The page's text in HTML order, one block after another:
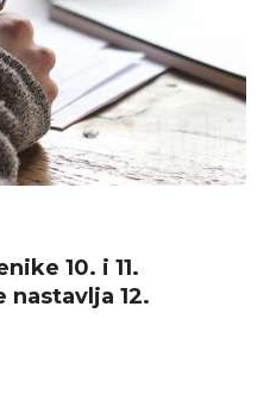
10. i 11.
nastavlja 12.